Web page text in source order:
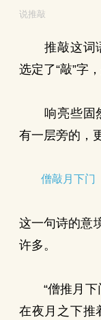
说推敲
推敲这词语
选定了“敲”字
响亮些固然
有一层旁的，
僧敲月下门
这一句诗的意
许多。
“僧推月下门
在夜月之下推